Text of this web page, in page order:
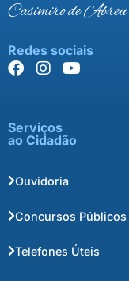
Casimiro de Abreu
Redes sociais
Serviços
ao Cidadão
Ouvidoria
Concursos Públicos
Telefones Úteis